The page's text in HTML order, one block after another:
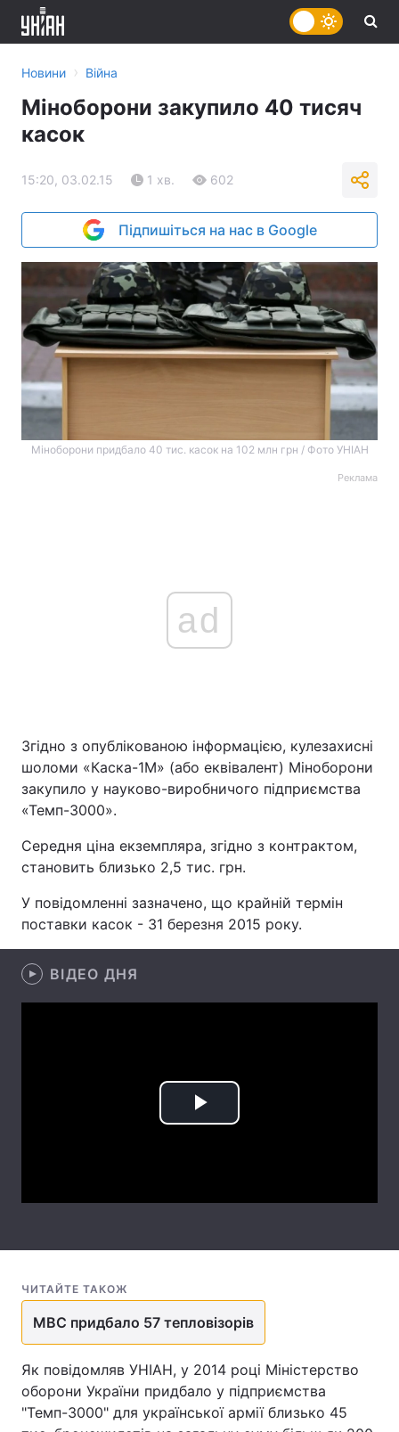
Головна Війна
Україна Політика
Економіка Світ
Відео з Youtube
Інтерв'ю Думки
Контакти
Новини › Війна
Міноборони закупило 40 тисяч
касок
15:20, 03.02.15 1 хв. 602
Підпишіться на нас в Google
Міноборони придбало 40 тис. касок на 102 млн грн / Фото УНІАН
Реклама
ad
Згідно з опублікованою інформацією, кулезахисні
шоломи «Каска-1М» (або еквівалент) Міноборони
закупило у науково-виробничого підприємства
«Темп-3000».
Середня ціна екземпляра, згідно з контрактом,
становить близько 2,5 тис. грн.
У повідомленні зазначено, що крайній термін
поставки касок - 31 березня 2015 року.
ВІДЕО ДНЯ
Play
ЧИТАЙТЕ ТАКОЖ
МВС придбало 57 тепловізорів
Як повідомляв УНІАН, у 2014 році Міністерство
оборони України придбало у підприємства
"Темп-3000" для української армії близько 45